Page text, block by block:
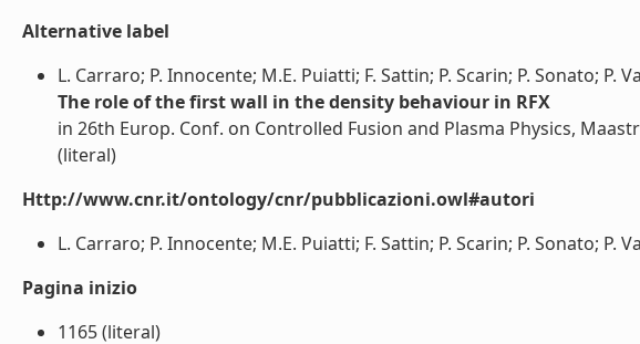
Alternative label
L. Carraro; P. Innocente; M.E. Puiatti; F. Sattin; P. Scarin; P. Sonato; P.
The role of the first wall in the density behaviour in RFX
in 26th Europ. Conf. on Controlled Fusion and Plasma Physics,
(literal)
Http://www.cnr.it/ontology/cnr/pubblicazioni.owl#autori
L. Carraro; P. Innocente; M.E. Puiatti; F. Sattin; P. Scarin; P. Sonato; P.
Pagina inizio
1165 (literal)